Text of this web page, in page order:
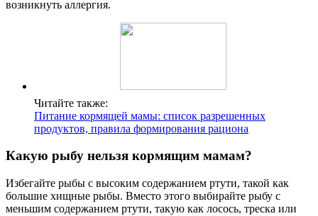
возникнуть аллергия.
Читайте также:
Питание кормящей мамы: список разрешенных
продуктов, правила формирования рациона
Какую рыбу нельзя кормящим мамам?
Избегайте рыбы с высоким содержанием ртути, такой как
большие хищные рыбы. Вместо этого выбирайте рыбу с
меньшим содержанием ртути, такую как лосось, треска или